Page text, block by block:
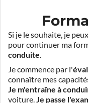
Si je le souhaite, je
pour continuer ma
conduite.
Je commence par l'
connaître mes
Je m'entraîne à
voiture.Je passe